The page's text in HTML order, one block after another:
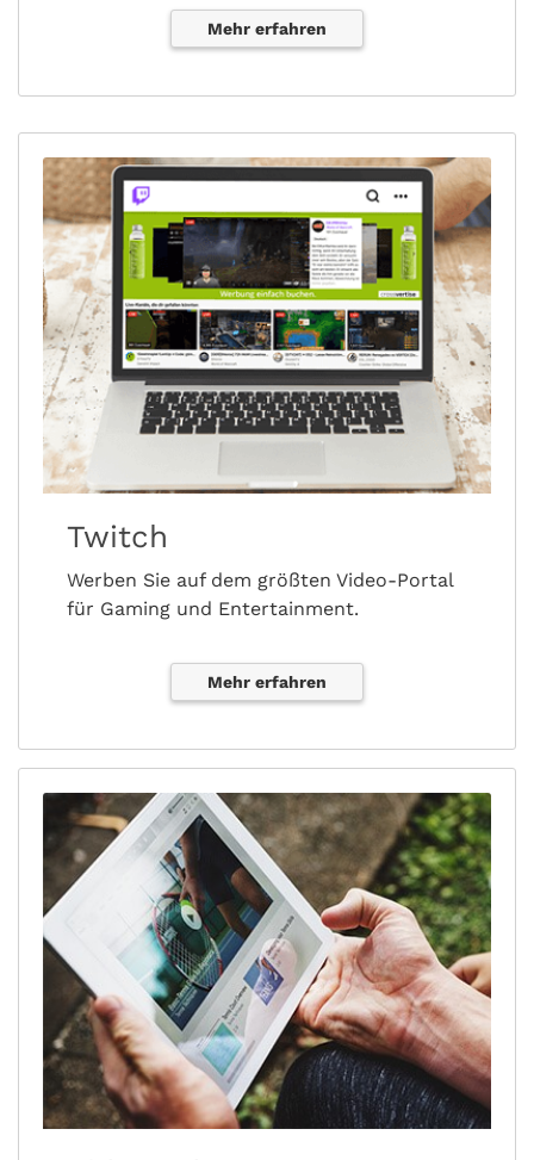
Mehr erfahren
Twitch
Werben Sie auf dem größten Video-Portal
für Gaming und Entertainment.
Mehr erfahren